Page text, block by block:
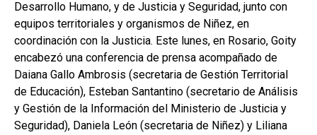
Desarrollo Humano, y de Justicia y Seguridad, junto con
equipos territoriales y organismos de Niñez, en
coordinación con la Justicia. Este lunes, en Rosario, Goity
encabezó una conferencia de prensa acompañado de
Daiana Gallo Ambrosis (secretaria de Gestión Territorial
de Educación), Esteban Santantino (secretario de Análisis
y Gestión de la Información del Ministerio de Justicia y
Seguridad), Daniela León (secretaria de Niñez) y Liliana